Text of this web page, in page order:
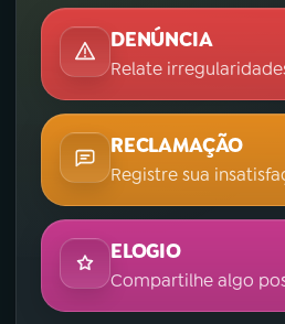
DENÚNCIA
Relate
RECLAMAÇÃO
Registre sua
ELOGIO
Compartilhe algo